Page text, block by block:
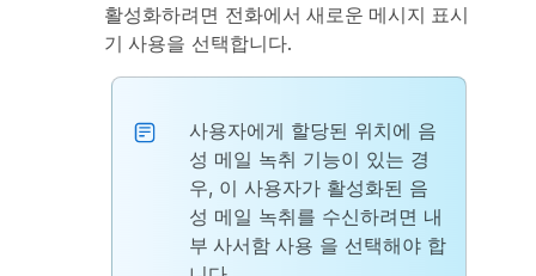
활성화하려면 전화에서 새로운 메시지 표시
기 사용을 선택합니다.
사용자에게 할당된 위치에 음
성 메일 녹취 기능이 있는 경
우, 이 사용자가 활성화된 음
성 메일 녹취를 수신하려면 내
부 사서함 사용 을 선택해야 합